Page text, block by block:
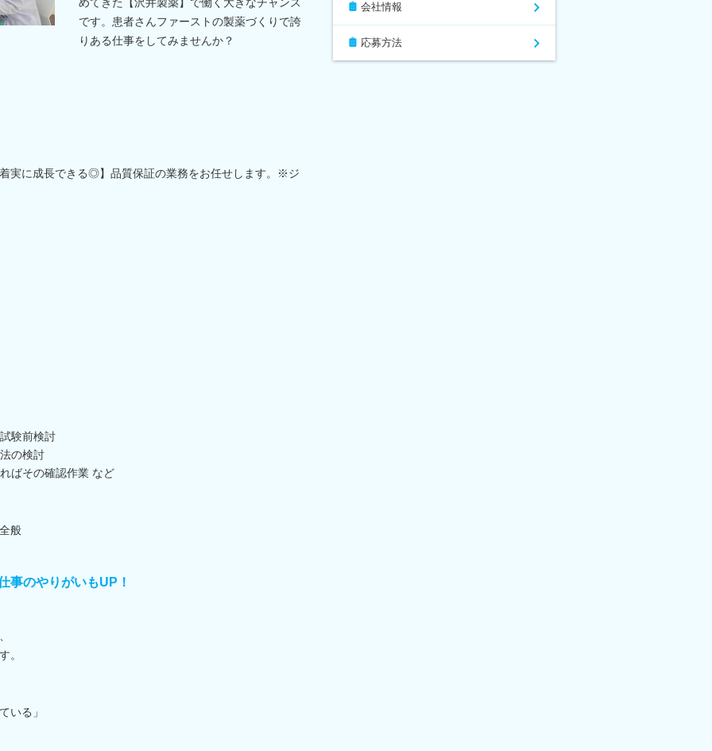
です。患者さんファーストの製薬づくりで誇
りある仕事をしてみませんか？
実に成長できる◎】品質保証の業務をお任せします。※ジ
験前検討
の検討
ばその確認作業 など
般
事のやりがいもUP！
。
いる」
会社情報
応募方法